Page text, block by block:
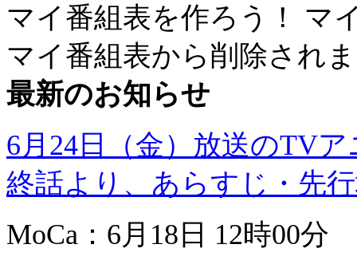
マイ番組表を作ろう！
マ
マイ番組表から削除され
最新のお知らせ
6月24日（金）放送のTV
終話より、あらすじ・先
MoCa：6月18日 12時00分